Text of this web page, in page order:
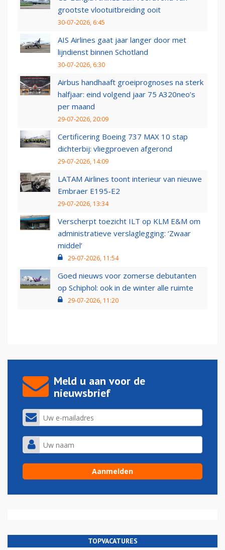
grootste vlootuitbreiding ooit
30-07-2026, 6:45
AIS Airlines gaat jaar langer door met
lijndienst binnen Schotland
30-07-2026, 6:30
Airbus handhaaft groeiprognoses na sterk
halfjaar: eind volgend jaar 75 A320neo’s
per maand
29-07-2026, 20:09
Certificering Boeing 737 MAX 10 stap
dichterbij: vliegproeven afgerond
29-07-2026, 14:09
LATAM Airlines toont interieur van nieuwe
Embraer E195-E2
29-07-2026, 13:34
Verscherpt toezicht ILT op KLM E&M om
administratieve verslaglegging: ‘Zwaar
middel’
29-07-2026, 11:54
Goed nieuws voor zomerse debutanten
op Schiphol: ook in de winter alle ruimte
29-07-2026, 11:20
Meld u aan voor de
nieuwsbrief
TOPVACATURES